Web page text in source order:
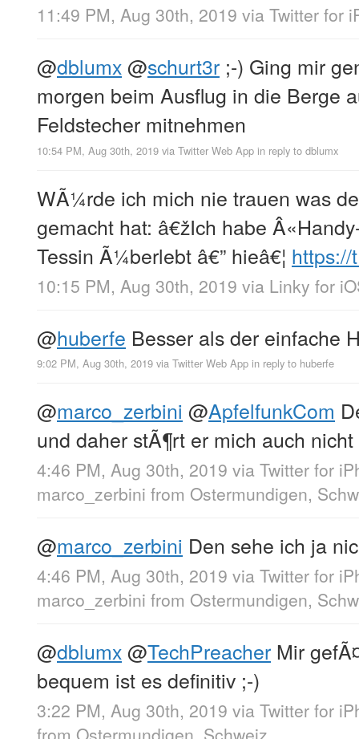
11:49 PM, Aug 30th, 2019 via Twitter for
@dblumx@schurt3r ;-) Ging mir
morgen beim Ausflug in die Berge
Feldstecher mitnehmen
10:54 PM, Aug 30th, 2019 via Twitter Web App in reply to dblumx
WÃ¼rde ich mich nie trauen was
gemacht hat: â€žIch habe
Tessin Ã¼berlebt â€” hieâ€¦ https://
10:15 PM, Aug 30th, 2019 via Linky for
@huberfe Besser als der einfache
9:02 PM, Aug 30th, 2019 via Twitter Web App in reply to huberfe
@marco_zerbini @ApfelfunkCom
und daher stÃ¶rt er mich auch
4:46 PM, Aug 30th, 2019 via Twitter for
marco_zerbini from Ostermundigen,
@marco_zerbini Den sehe ich ja
4:46 PM, Aug 30th, 2019 via Twitter for
marco_zerbini from Ostermundigen,
@dblumx@TechPreacher Mir
bequem ist es definitiv ;-)
3:22 PM, Aug 30th, 2019 via Twitter for